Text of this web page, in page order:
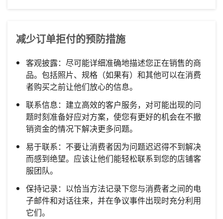
减少订单拒付的预防措施
客观披露：尽可能详细准确地描述您正在销售的商
品。包括照片、规格（如果有）和其他可以在消费
者购买之前让他们放心的信息。
联系信息：建立高效的客户服务，对可能出现的问
题时刻准备好应对方案，使您有更好的机会在不撤
销资金的情况下解决更多问题。
易于联系：不要让消费者因为问题迟迟得不到解决
而感到绝望。应该让他们能轻松联系到您的店铺客
服团队。
保持记录：以恰当方法记录下您与消费者之间的电
子邮件和对话往来，并在争议事件出现时充分利用
它们。